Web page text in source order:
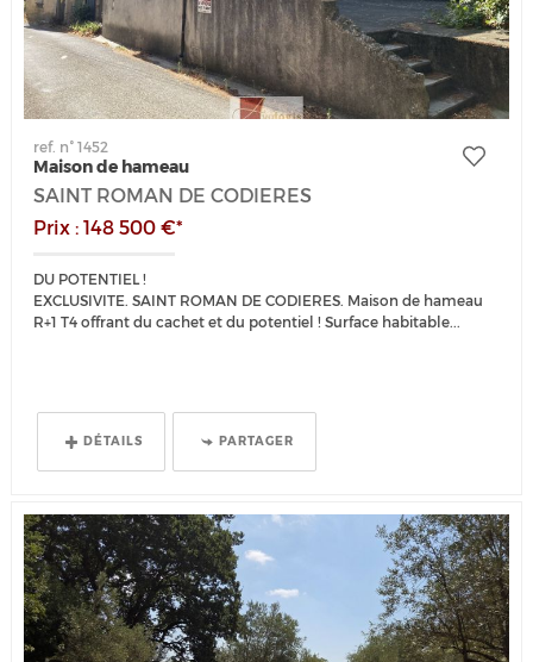
ref. n° 1452
Maison de hameau
SAINT ROMAN DE CODIERES
Prix : 148 500 €*
DU POTENTIEL !
EXCLUSIVITE. SAINT ROMAN DE CODIERES. Maison de hameau
R+1 T4 offrant du cachet et du potentiel ! Surface habitable...
DÉTAILS PARTAGER